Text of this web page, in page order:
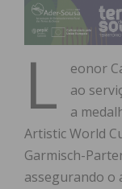
L
eonor
ao
a
Artistic World
Garmisch-
assegurando o